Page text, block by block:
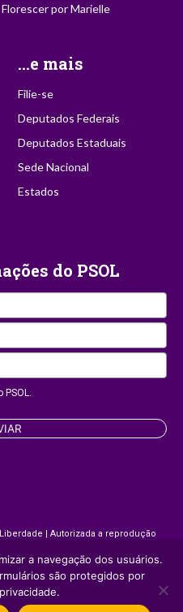
Florescer por Marielle
...e mais
Filie-se
Deputados Federais
Deputados Estaduais
Sede Nacional
Estados
do PSOL
| Autorizada a reprodução
a fonte.
porAppmobi
a navegação dos usuários.
são protegidos por